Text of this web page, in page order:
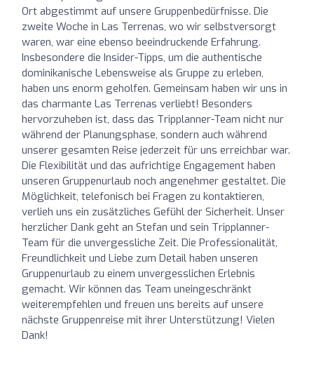
Ort abgestimmt auf unsere Gruppenbedürfnisse. Die
zweite Woche in Las Terrenas, wo wir selbstversorgt
waren, war eine ebenso beeindruckende Erfahrung.
Insbesondere die Insider-Tipps, um die authentische
dominikanische Lebensweise als Gruppe zu erleben,
haben uns enorm geholfen. Gemeinsam haben wir uns in
das charmante Las Terrenas verliebt! Besonders
hervorzuheben ist, dass das Tripplanner-Team nicht nur
während der Planungsphase, sondern auch während
unserer gesamten Reise jederzeit für uns erreichbar war.
Die Flexibilität und das aufrichtige Engagement haben
unseren Gruppenurlaub noch angenehmer gestaltet. Die
Möglichkeit, telefonisch bei Fragen zu kontaktieren,
verlieh uns ein zusätzliches Gefühl der Sicherheit. Unser
herzlicher Dank geht an Stefan und sein Tripplanner-
Team für die unvergessliche Zeit. Die Professionalität,
Freundlichkeit und Liebe zum Detail haben unseren
Gruppenurlaub zu einem unvergesslichen Erlebnis
gemacht. Wir können das Team uneingeschränkt
weiterempfehlen und freuen uns bereits auf unsere
nächste Gruppenreise mit ihrer Unterstützung! Vielen
Dank!